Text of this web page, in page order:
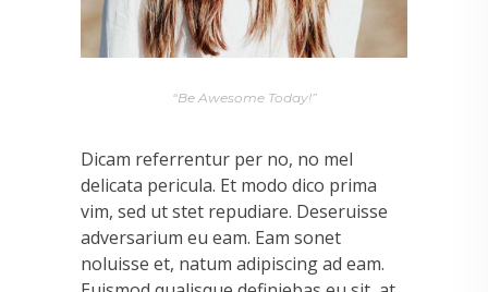
“Be Awesome Today!”
Dicam referrentur per no, no mel
delicata pericula. Et modo dico prima
vim, sed ut stet repudiare. Deseruisse
adversarium eu eam. Eam sonet
noluisse et, natum adipiscing ad eam.